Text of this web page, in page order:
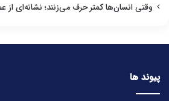
وقتی انسان‌ها کمتر حرف می‌زنند؛ نشانه‌ای از
پیوند ها